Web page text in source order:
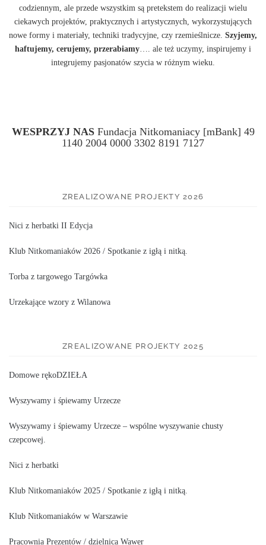
codziennym, ale przede wszystkim są pretekstem do realizacji wielu
ciekawych projektów, praktycznych i artystycznych, wykorzystujących
nowe formy i materiały, techniki tradycyjne, czy rzemieślnicze. Szyjemy,
haftujemy, cerujemy, przerabiamy…. ale też uczymy, inspirujemy i
integrujemy pasjonatów szycia w różnym wieku.
WESPRZYJ NASFundacja Nitkomaniacy [mBank] 49
1140 2004 0000 3302 8191 7127
ZREALIZOWANE PROJEKTY 2026
Nici z herbatki II Edycja
Klub Nitkomaniaków 2026 / Spotkanie z igłą i nitką.
Torba z targowego Targówka
Urzekające wzory z Wilanowa
ZREALIZOWANE PROJEKTY 2025
Domowe rękoDZIEŁA
Wyszywamy i śpiewamy Urzecze
Wyszywamy i śpiewamy Urzecze – wspólne wyszywanie chusty
czepcowej.
Nici z herbatki
Klub Nitkomaniaków 2025 / Spotkanie z igłą i nitką.
Klub Nitkomaniaków w Warszawie
Pracownia Prezentów / dzielnica Wawer